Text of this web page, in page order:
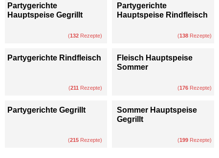
Partygerichte
Hauptspeise Gegrillt
(132 Rezepte)
Partygerichte
Hauptspeise Rindfleisch
(138 Rezepte)
Partygerichte Rindfleisch
(211 Rezepte)
Fleisch Hauptspeise
Sommer
(176 Rezepte)
Partygerichte Gegrillt
(215 Rezepte)
Sommer Hauptspeise
Gegrillt
(199 Rezepte)